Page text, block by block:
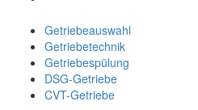
Getriebeauswahl
Getriebetechnik
Getriebespülung
DSG-Getriebe
CVT-Getriebe